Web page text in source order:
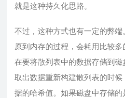
就是这种持久化思路。
不过，这种方式也有一定的弊
原到内存的过程，会耗用比较
在要将散列表中的数据存储到磁
取出数据重新构建散列表的时
据的哈希值。如果磁盘中存储的